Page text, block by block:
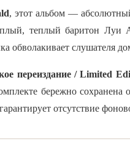
, этот альбом —
теплый баритон Луи
обволакивает слушателя
переиздание / Limited
бережно сохранена
отсутствие